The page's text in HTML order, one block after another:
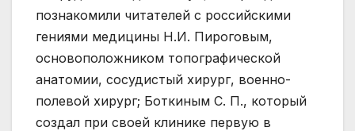
познакомили читателей с российскими
гениями медицины Н.И. Пироговым,
основоположником топографической
анатомии, сосудистый хирург, военно-
полевой хирург; Боткиным С. П., который
создал при своей клинике первую в